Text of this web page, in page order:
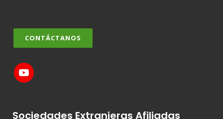
CONTÁCTANOS
Sociedades Extranjeras Afiliadas